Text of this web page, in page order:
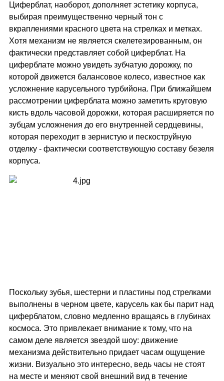
Циферблат, наоборот, дополняет эстетику корпуса,
выбирая преимущественно черный тон с
вкраплениями красного цвета на стрелках и метках.
Хотя механизм не является скелетезированным, он
фактически представляет собой циферблат. На
циферблате можно увидеть зубчатую дорожку, по
которой движется балансовое колесо, известное как
усложнение карусельного турбийона. При ближайшем
рассмотрении циферблата можно заметить круговую
кисть вдоль часовой дорожки, которая расширяется по
зубцам усложнения до его внутренней сердцевины,
которая переходит в зернистую и пескоструйную
отделку - фактически соответствующую составу безеля
корпуса.
Поскольку зубья, шестерни и пластины под стрелками
выполнены в черном цвете, карусель как бы парит над
циферблатом, словно медленно вращаясь в глубинах
космоса. Это привлекает внимание к тому, что на
самом деле является звездой шоу: движение
механизма действительно придает часам ощущение
жизни. Визуально это интересно, ведь часы не стоят
на месте и меняют свой внешний вид в течение